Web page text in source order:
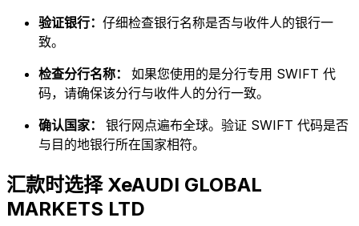
验证银行： 仔细检查银行名称是否与收件人的银行一
致。
检查分行名称： 如果您使用的是分行专用 SWIFT 代
码，请确保该分行与收件人的分行一致。
确认国家： 银行网点遍布全球。验证 SWIFT 代码是否
与目的地银行所在国家相符。
汇款时选择 XeAUDI GLOBAL
MARKETS LTD